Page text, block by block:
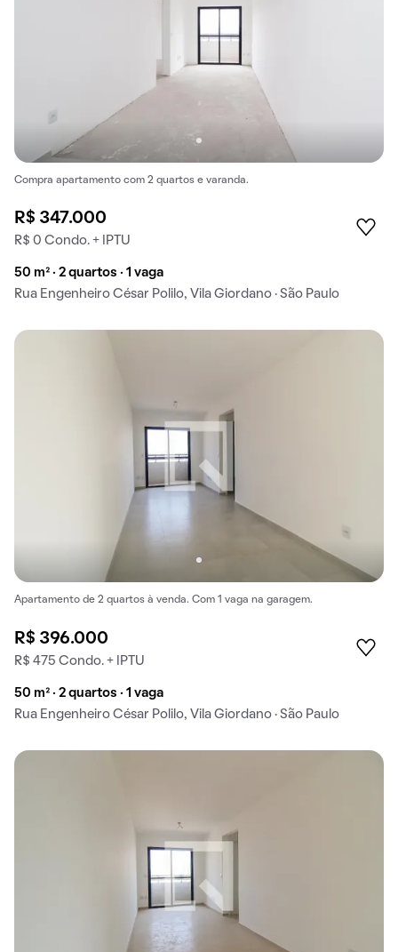
Compra apartamento com 2 quartos e varanda.
R$ 347.000
R$ 0 Condo. + IPTU
50 m² · 2 quartos · 1 vaga
Rua Engenheiro César Polilo, Vila Giordano · São Paulo
Apartamento de 2 quartos à venda. Com 1 vaga na garagem.
R$ 396.000
R$ 475 Condo. + IPTU
50 m² · 2 quartos · 1 vaga
Rua Engenheiro César Polilo, Vila Giordano · São Paulo